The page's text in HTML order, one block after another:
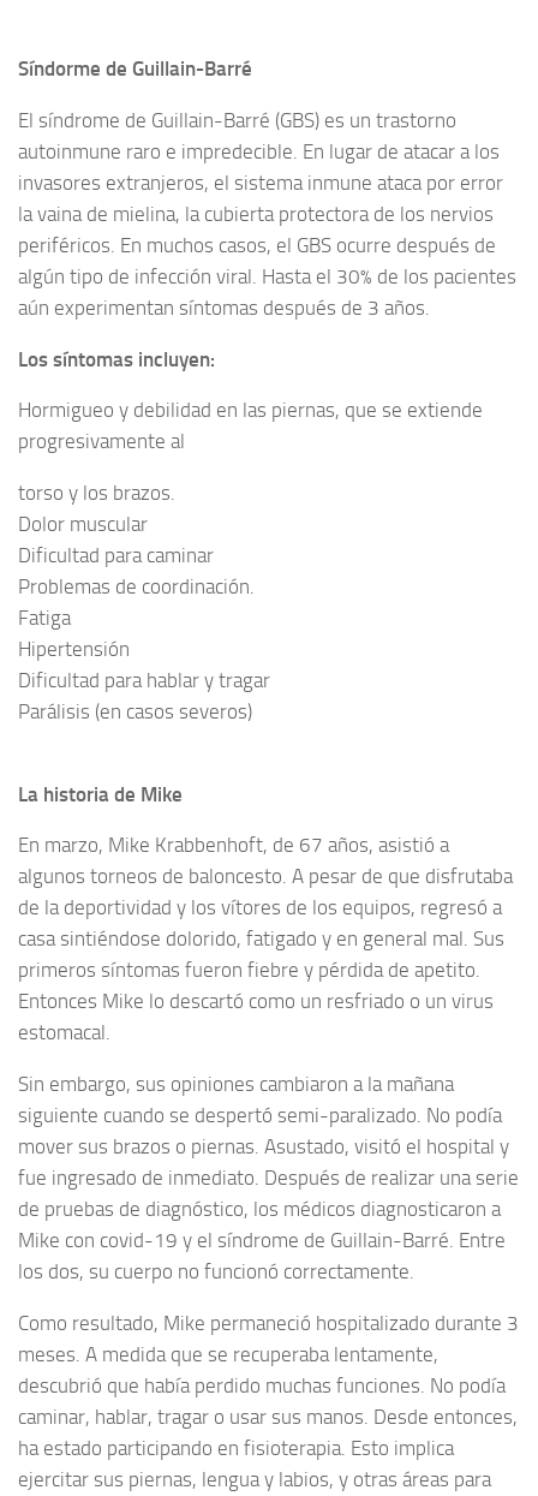
Síndorme de Guillain-Barré
El síndrome de Guillain-Barré (GBS) es un trastorno
autoinmune raro e impredecible. En lugar de atacar a los
invasores extranjeros, el sistema inmune ataca por error
la vaina de mielina, la cubierta protectora de los nervios
periféricos. En muchos casos, el GBS ocurre después de
algún tipo de infección viral. Hasta el 30% de los pacientes
aún experimentan síntomas después de 3 años.
Los síntomas incluyen:
Hormigueo y debilidad en las piernas, que se extiende
progresivamente al
torso y los brazos.
Dolor muscular
Dificultad para caminar
Problemas de coordinación.
Fatiga
Hipertensión
Dificultad para hablar y tragar
Parálisis (en casos severos)
La historia de Mike
En marzo, Mike Krabbenhoft, de 67 años, asistió a
algunos torneos de baloncesto. A pesar de que disfrutaba
de la deportividad y los vítores de los equipos, regresó a
casa sintiéndose dolorido, fatigado y en general mal. Sus
primeros síntomas fueron fiebre y pérdida de apetito.
Entonces Mike lo descartó como un resfriado o un virus
estomacal.
Sin embargo, sus opiniones cambiaron a la mañana
siguiente cuando se despertó semi-paralizado. No podía
mover sus brazos o piernas. Asustado, visitó el hospital y
fue ingresado de inmediato. Después de realizar una serie
de pruebas de diagnóstico, los médicos diagnosticaron a
Mike con covid-19 y el síndrome de Guillain-Barré. Entre
los dos, su cuerpo no funcionó correctamente.
Como resultado, Mike permaneció hospitalizado durante 3
meses. A medida que se recuperaba lentamente,
descubrió que había perdido muchas funciones. No podía
caminar, hablar, tragar o usar sus manos. Desde entonces,
ha estado participando en fisioterapia. Esto implica
ejercitar sus piernas, lengua y labios, y otras áreas para